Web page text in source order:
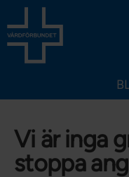
Vi är inga
stoppa